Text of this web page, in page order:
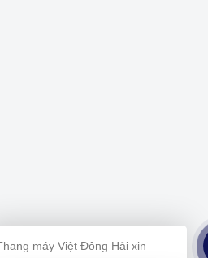
máy Việt Đông Hải xin